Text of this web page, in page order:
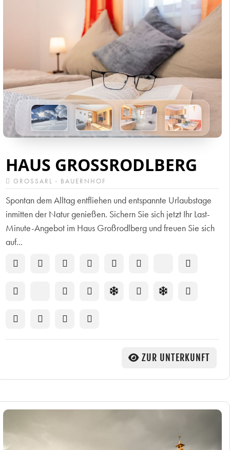
HAUS GROSSRODLBERG
GROSSARL · BAUERNHOF
Spontan dem Alltag entfliehen und entspannte Urlaubstage
inmitten der Natur genießen. Sichern Sie sich jetzt Ihr Last-
Minute-Angebot im Haus Großrodlberg und freuen Sie sich
auf...
ZUR UNTERKUNFT